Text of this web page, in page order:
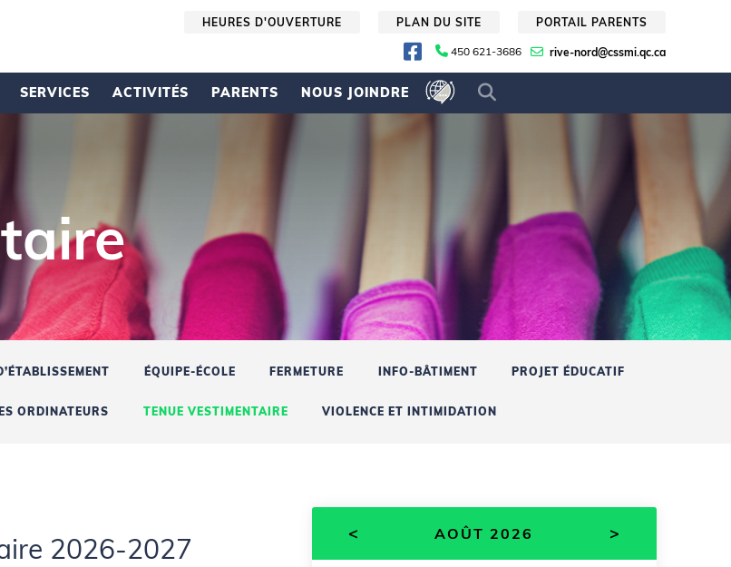
PLAN DU SITE PORTAIL PARENTS
HEURES D'OUVERTURE
450 621-3686 rive-nord@cssmi.qc.ca
SERVICES ACTIVITÉS PARENTS NOUS JOINDRE
ÉQUIPE-ÉCOLE FERMETURE INFO-BÂTIMENT PROJET ÉDUCATIF
ORDINATEURS TENUE VESTIMENTAIRE VIOLENCE ET INTIMIDATION
2026-2027 < AOÛT 2026 >